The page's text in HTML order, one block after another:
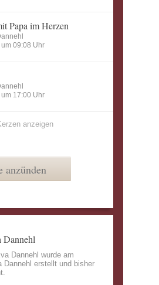
Papa im Herzen
09:08 Uhr
17:00 Uhr
anzeigen
anzünden
Dannehl
Dannehl wurde am
Dannehl erstellt und bisher